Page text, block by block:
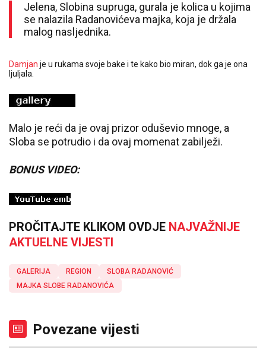
Jelena, Slobina supruga, gurala je kolica u kojima
se nalazila Radanovićeva majka, koja je držala
malog nasljednika.
Damjan je u rukama svoje bake i te kako bio miran, dok ga je ona
ljuljala.
Malo je reći da je ovaj prizor oduševio mnoge, a
Sloba se potrudio i da ovaj momenat zabilježi.
BONUS VIDEO:
PROČITAJTE KLIKOM OVDJE NAJVAŽNIJE
AKTUELNE VIJESTI
GALERIJA REGION
SLOBA RADANOVIĆ
MAJKA SLOBE RADANOVIĆA
Povezane vijesti